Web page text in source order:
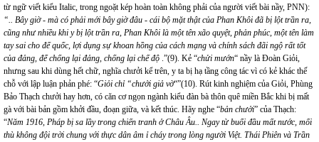
từ ngữ viết kiểu Italic, trong ngoặt kép hoàn toàn không phải của người viết bài nầy, PNN):
“.. Bây giờ - mà có phải mới bây giờ đâu - cái bộ mặt thật của Phan Khôi đã bị lột trần ra,
cũng như nhiều khi y bị lột trần ra, Phan Khôi là một tên xão quyệt, phản phúc, một tên làm
tay sai cho đế quốc, lợi dụng sự khoan hồng của cách mạng và chính sách đãi ngộ rất tốt
của đảng, để chống lại đảng, chống lại chế độ .”(9). Kẻ “chửi mướn“ nầy là Đoàn Giỏi,
nhưng sau khi dùng hết chữ, nghĩa chưởi kể trên, y ta bị hạ tầng công tác vì có kẻ khác thế
chỗ với lập luận phản phé: “Giỏi chỉ “chưởi giả vờ“”(10). Rút kinh nghiệm của Giỏi, Phùng
Bảo Thạch chưởi hay hơn, có căn cơ ngọn ngành kiểu đàn bà thôn quê miền Bắc khi bị mất
gà với bài bản gồm khởi đầu, đoạn giữa, và kết thúc. Hãy nghe “bản chưởi” của Thạch:
“Năm 1916, Pháp bị sa lầy trong chiến tranh ở Châu Âu.. Ngay từ buổi đầu mất nước, mối
thù không đội trời chung với thực dân âm ỉ cháy trong lòng người Việt. Thái Phiên và Trần